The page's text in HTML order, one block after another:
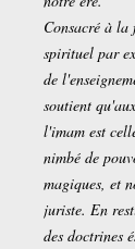
Consacré à
spirituel par
de
soutient
l'imam est
nimbé de
magiques, et
juriste. En
des doctrines